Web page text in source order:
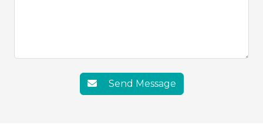
Send Message